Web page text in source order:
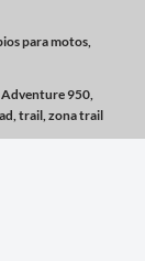
para motos,
Adventure 950,
,trail,zona trail